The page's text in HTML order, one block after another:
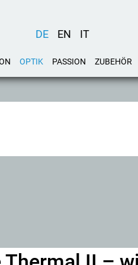
DE EN IT
OPTIK PASSION ZUBEHÖR